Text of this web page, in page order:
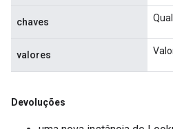
chaves
valores
Devoluções